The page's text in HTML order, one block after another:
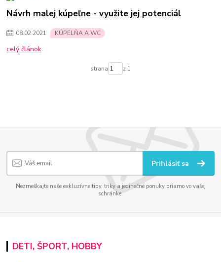
Návrh malej kúpeľne - využite jej potenciál
08.02.2021 KÚPELŇA A WC
celý článok
strana z 1
Prihlásiť sa
Nezmeškajte naše exkluzívne tipy, triky a jedinečné ponuky priamo vo vašej
schránke.
DETI, ŠPORT, HOBBY